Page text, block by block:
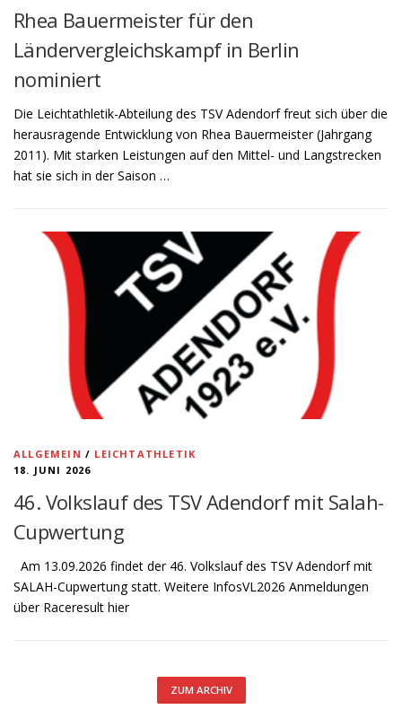
Rhea Bauermeister für den
Ländervergleichskampf in Berlin
nominiert
Die Leichtathletik-Abteilung des TSV Adendorf freut sich über die
herausragende Entwicklung von Rhea Bauermeister (Jahrgang
2011). Mit starken Leistungen auf den Mittel- und Langstrecken
hat sie sich in der Saison …
ALLGEMEIN / LEICHTATHLETIK
18. JUNI 2026
46. Volkslauf des TSV Adendorf mit Salah-
Cupwertung
Am 13.09.2026 findet der 46. Volkslauf des TSV Adendorf mit
SALAH-Cupwertung statt. Weitere InfosVL2026 Anmeldungen
über Raceresult hier
ZUM ARCHIV